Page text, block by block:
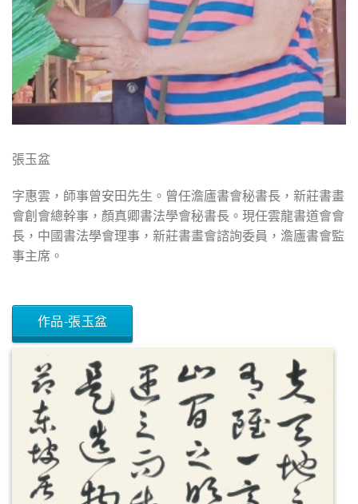
張玉盆
字惠雲，師事曾安田先生。曾任澹廬書會秘書長，新莊書畫
會創會總幹事，顏真卿書法學會秘書長。現任雲龍書道會會
長，中國書法學會理事，新莊書畫會諮詢委員，澹廬書會監
事主席。
作品-張玉盆